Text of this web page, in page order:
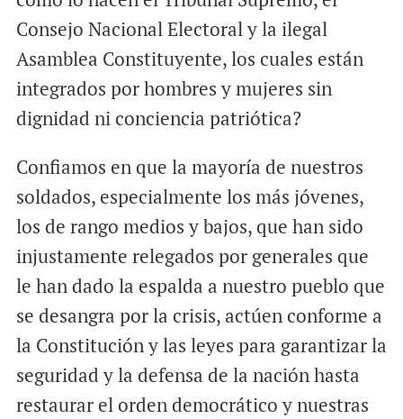
Consejo Nacional Electoral y la ilegal
Asamblea Constituyente, los cuales están
integrados por hombres y mujeres sin
dignidad ni conciencia patriótica?
Confiamos en que la mayoría de nuestros
soldados, especialmente los más jóvenes,
los de rango medios y bajos, que han sido
injustamente relegados por generales que
le han dado la espalda a nuestro pueblo que
se desangra por la crisis, actúen conforme a
la Constitución y las leyes para garantizar la
seguridad y la defensa de la nación hasta
restaurar el orden democrático y nuestras